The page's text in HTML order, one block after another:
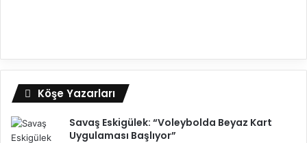
Köşe Yazarları
Savaş Eskigülek: “Voleybolda Beyaz Kart
Uygulaması Başlıyor”